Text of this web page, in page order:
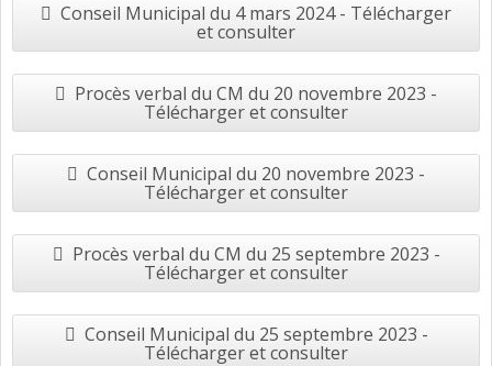
Conseil Municipal du 4 mars 2024 - Télécharger
et consulter
Procès verbal du CM du 20 novembre 2023 -
Télécharger et consulter
Conseil Municipal du 20 novembre 2023 -
Télécharger et consulter
Procès verbal du CM du 25 septembre 2023 -
Télécharger et consulter
Conseil Municipal du 25 septembre 2023 -
Télécharger et consulter